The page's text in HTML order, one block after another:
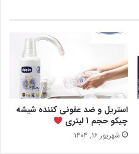
استریل و ضد عفونی کننده شیشه
چیکو حجم 1 لیتری
شهریور 16, 1404